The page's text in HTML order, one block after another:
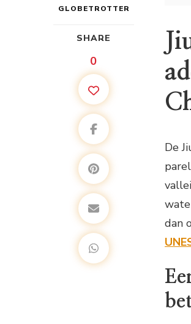
GLOBETROTTER
SHARE
0
De
dan